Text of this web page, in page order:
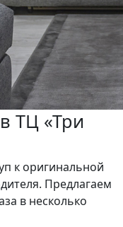
ТЦ «Три
к оригинальной
Предлагаем
в несколько